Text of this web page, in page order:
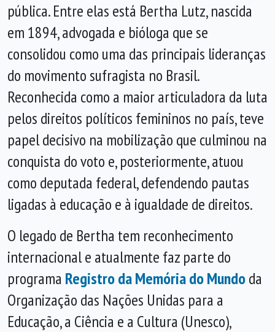
pública. Entre elas está Bertha Lutz, nascida
em 1894, advogada e bióloga que se
consolidou como uma das principais lideranças
do movimento sufragista no Brasil.
Reconhecida como a maior articuladora da luta
pelos direitos políticos femininos no país, teve
papel decisivo na mobilização que culminou na
conquista do voto e, posteriormente, atuou
como deputada federal, defendendo pautas
ligadas à educação e à igualdade de direitos.
O legado de Bertha tem reconhecimento
internacional e atualmente faz parte do
programa Registro da Memória do Mundoda
Organização das Nações Unidas para a
Educação, a Ciência e a Cultura (Unesco),